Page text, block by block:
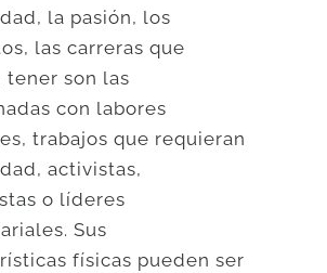
la pasión, los
las carreras que
tener son las
con labores
trabajos que requieran
activistas,
o líderes
Sus
físicas pueden ser